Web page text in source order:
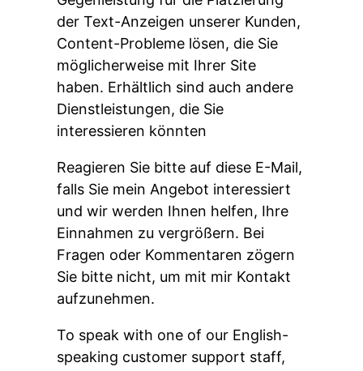
der Text-Anzeigen unserer Kunden,
Content-Probleme lösen, die Sie
möglicherweise mit Ihrer Site
haben. Erhältlich sind auch andere
Dienstleistungen, die Sie
interessieren könnten
Reagieren Sie bitte auf diese E-Mail,
falls Sie mein Angebot interessiert
und wir werden Ihnen helfen, Ihre
Einnahmen zu vergrößern. Bei
Fragen oder Kommentaren zögern
Sie bitte nicht, um mit mir Kontakt
aufzunehmen.
To speak with one of our English-
speaking customer support staff,